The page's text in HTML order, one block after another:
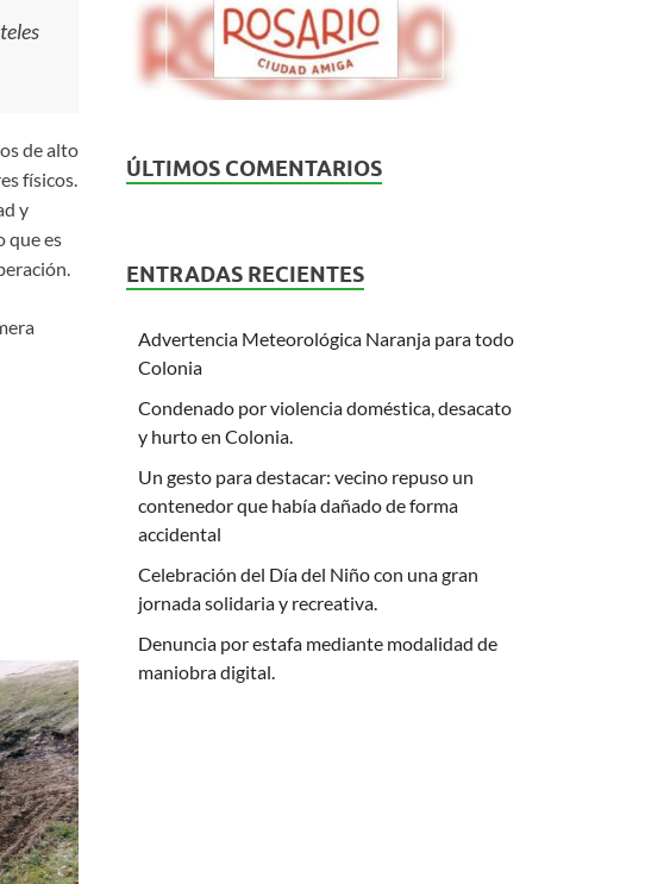
de alto
físicos.
y
que es
ÚLTIMOS COMENTARIOS
ENTRADAS RECIENTES
Advertencia Meteorológica Naranja para todo
Colonia
Condenado por violencia doméstica, desacato
y hurto en Colonia.
Un gesto para destacar: vecino repuso un
contenedor que había dañado de forma
accidental
Celebración del Día del Niño con una gran
jornada solidaria y recreativa.
Denuncia por estafa mediante modalidad de
maniobra digital.